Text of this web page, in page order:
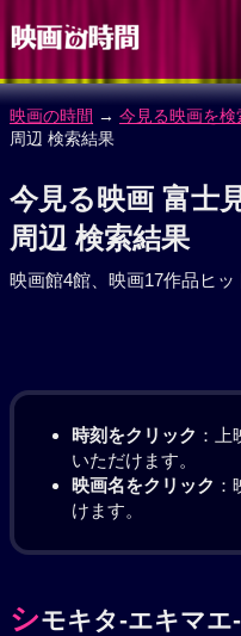
映画の時間 → 今見る映画を検
周辺 検索結果
今見る映画 富士
周辺 検索結果
映画館4館、映画17作品ヒッ
時刻をクリック ：
いただけます。
映画名をクリック
けます。
シモキタ-エキマエ